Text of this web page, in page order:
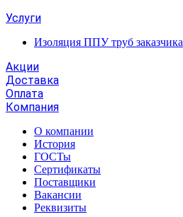
Услуги
Изоляция ППУ труб заказчика
Акции
Доставка
Оплата
Компания
О компании
История
ГОСТы
Сертификаты
Поставщики
Вакансии
Реквизиты